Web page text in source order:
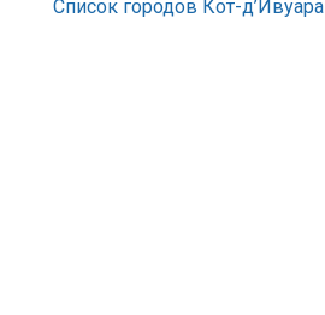
Список городов Кот-д’Ивуара